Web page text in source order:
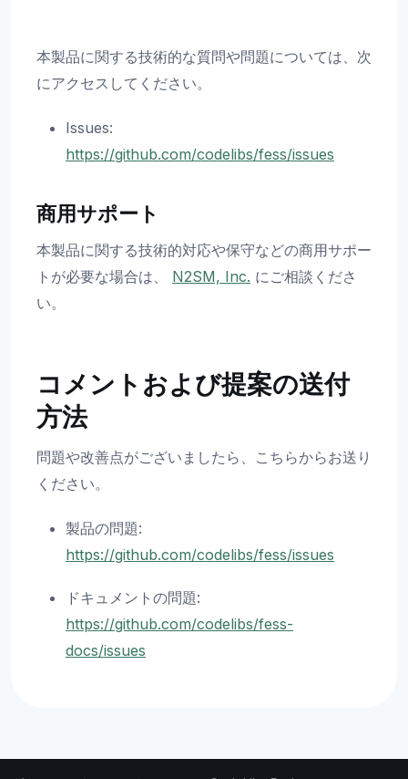
本製品に関する技術的な質問や問題については、次
にアクセスしてください。
Issues:
https://github.com/codelibs/fess/issues
商用サポート
本製品に関する技術的対応や保守などの商用サポー
トが必要な場合は、 N2SM, Inc. にご相談くださ
い。
コメントおよび提案の送付
方法
問題や改善点がございましたら、こちらからお送り
ください。
製品の問題:
https://github.com/codelibs/fess/issues
ドキュメントの問題:
https://github.com/codelibs/fess-
docs/issues